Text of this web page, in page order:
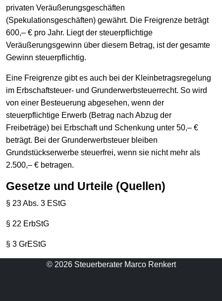
privaten Veräußerungsgeschäften
(Spekulationsgeschäften) gewährt. Die Freigrenze beträgt
600,– € pro Jahr. Liegt der steuerpflichtige
Veräußerungsgewinn über diesem Betrag, ist der gesamte
Gewinn steuerpflichtig.
Eine Freigrenze gibt es auch bei der Kleinbetragsregelung
im Erbschaftsteuer- und Grunderwerbsteuerrecht. So wird
von einer Besteuerung abgesehen, wenn der
steuerpflichtige Erwerb (Betrag nach Abzug der
Freibeträge) bei Erbschaft und Schenkung unter 50,– €
beträgt. Bei der Grunderwerbsteuer bleiben
Grundstückserwerbe steuerfrei, wenn sie nicht mehr als
2.500,– € betragen.
Gesetze und Urteile (Quellen)
§ 23 Abs. 3 EStG
§ 22 ErbStG
§ 3 GrEStG
© 2026 Steuerberater Marco Renkert